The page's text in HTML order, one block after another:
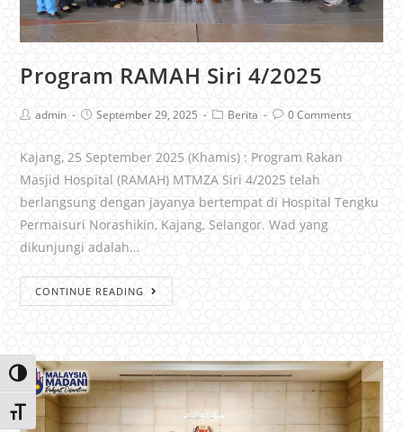
Toggle High Contrast
Toggle Font size
Program RAMAH Siri 4/2025
admin September 29, 2025 Berita 0 Comments
Kajang, 25 September 2025 (Khamis) : Program Rakan
Masjid Hospital (RAMAH) MTMZA Siri 4/2025 telah
berlangsung dengan jayanya bertempat di Hospital Tengku
Permaisuri Norashikin, Kajang, Selangor. Wad yang
dikunjungi adalah…
CONTINUE READING